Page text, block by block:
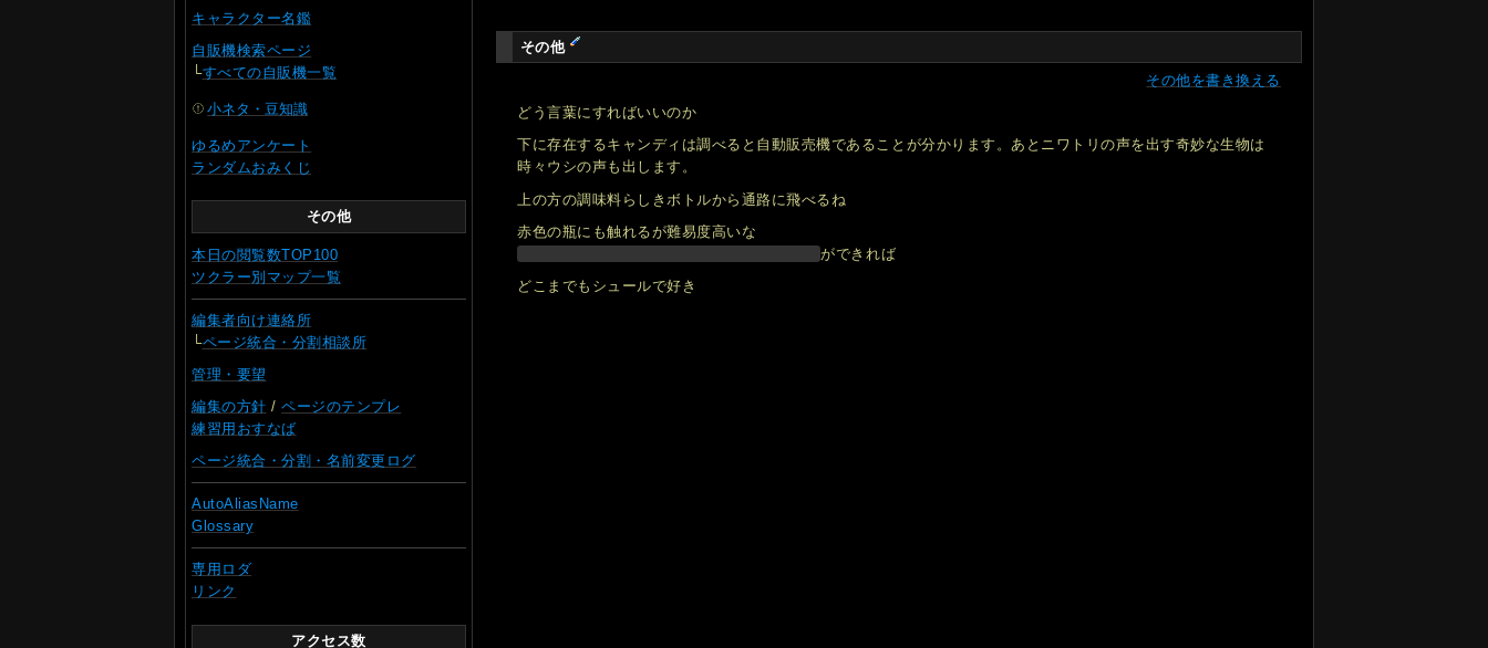
その他
その他を書き換える
どう言葉にすればいいのか
下に存在するキャンディは調べると自動販売機であることが分かります。あとニワトリの声を出す奇妙な生物は
時々ウシの声も出します。
上の方の調味料らしきボトルから通路に飛べるね
赤色の瓶にも触れるが難易度高いな
ができれば
どこまでもシュールで好き
キャラクター名鑑
自販機検索ページ
└すべての自販機一覧
小ネタ・豆知識
ゆるめアンケート
ランダムおみくじ
その他
本日の閲覧数TOP100
ツクラー別マップ一覧
編集者向け連絡所
└ページ統合・分割相談所
管理・要望
編集の方針 /ページのテンプレ
練習用おすなば
ページ統合・分割・名前変更ログ
AutoAliasName
Glossary
専用ロダ
リンク
アクセス数